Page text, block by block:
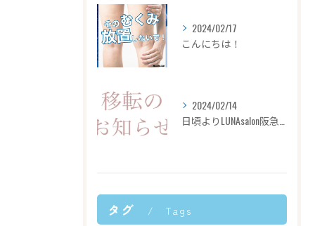
2024/02/17
こんにちは！
2024/02/14
タグ Tags